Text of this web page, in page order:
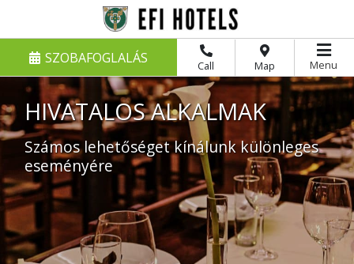
Call Map
SZOBAFOGLALÁS Menu
HIVATALOS ALKALMAK
Számos lehetőséget kínálunk különleges
eseményére